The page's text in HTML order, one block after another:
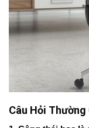
Câu Hỏi Thường